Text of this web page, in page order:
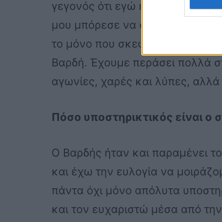
γεγονός ότι εγώ έφυγα για την
μου μπόρεσε να σταθεί
το μόνο που σκεφτόμουν ήταν
Βαρδή. Έχουμε περάσει πολλά
αγωνίες, χαρές και λύπες, αλλά
Πόσο υποστηρικτικός είναι ο
Ο Βαρδής ήταν και παραμένει
και έχω την ευλογία να
πάντα όχι μόνο απόλυτα
και τον ευχαριστώ μέσα από